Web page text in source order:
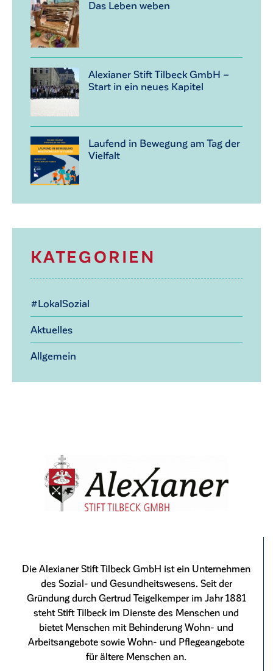
Das Leben weben
Alexianer Stift Tilbeck GmbH –
Start in ein neues Kapitel
Laufend in Bewegung am Tag der
Vielfalt
KATEGORIEN
#LokalSozial
Aktuelles
Allgemein
Die Alexianer Stift Tilbeck GmbH ist ein Unternehmen
des Sozial- und Gesundheitswesens. Seit der
Gründung durch Gertrud Teigelkemper im Jahr 1881
steht Stift Tilbeck im Dienste des Menschen und
bietet Menschen mit Behinderung Wohn- und
Arbeitsangebote sowie Wohn- und Pflegeangebote
für ältere Menschen an.